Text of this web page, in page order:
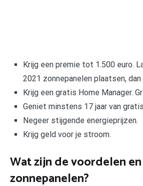
Krijg een premie tot 1.500 euro.
2021 zonnepanelen plaatsen,
Krijg een gratis Home Manager.
Geniet minstens 17 jaar van
Negeer stijgende energieprijzen.
Krijg geld voor je stroom.
Wat zijn de voordelen
zonnepanelen?